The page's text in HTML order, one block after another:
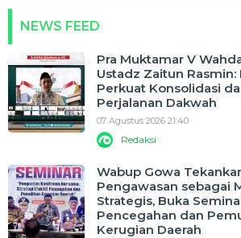
NEWS FEED
Pra Muktamar V
Ustadz Zaitun
Perkuat Konsolidasi
Perjalanan Dakwah
07 Agustus 2026 21:40
Redaksi
Wabup Gowa
Pengawasan sebagai
Strategis, Buka
Pencegahan dan
Kerugian Daerah